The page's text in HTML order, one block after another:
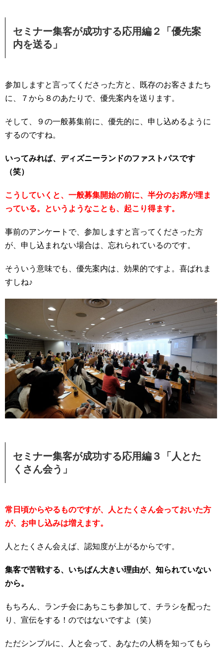
セミナー集客が成功する応用編２「優先案
内を送る」
参加しますと言ってくださった方と、既存のお客さまたち
に、７から８のあたりで、優先案内を送ります。
そして、９の一般募集前に、優先的に、申し込めるように
するのですね。
いってみれば、ディズニーランドのファストパスです
（笑）
こうしていくと、一般募集開始の前に、半分のお席が埋ま
っている。というようなことも、起こり得ます。
事前のアンケートで、参加しますと言ってくださった方
が、申し込まれない場合は、忘れられているのです。
そういう意味でも、優先案内は、効果的ですよ。喜ばれま
すしね♪
セミナー集客が成功する応用編３「人とた
くさん会う」
常日頃からやるものですが、人とたくさん会っておいた方
が、お申し込みは増えます。
人とたくさん会えば、認知度が上がるからです。
集客で苦戦する、いちばん大きい理由が、知られていない
から。
もちろん、ランチ会にあちこち参加して、チラシを配った
り、宣伝をする！のではないですよ（笑）
ただシンプルに、人と会って、あなたの人柄を知ってもら